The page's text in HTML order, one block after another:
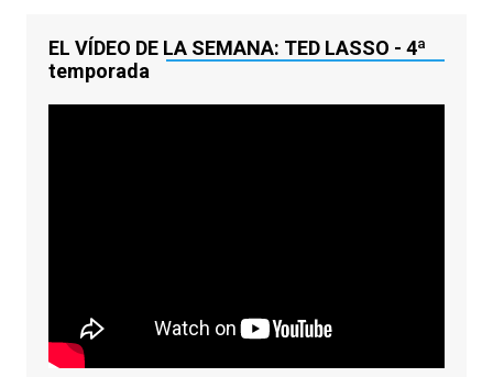
EL VÍDEO DE LA SEMANA: TED LASSO - 4ª
temporada